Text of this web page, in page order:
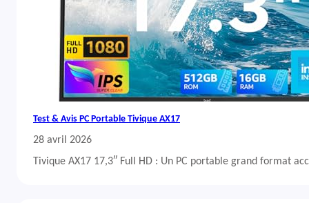
Test & Avis PC Portable Tivique AX17
28 avril 2026
Tivique AX17 17,3″ Full HD : Un PC portable grand format